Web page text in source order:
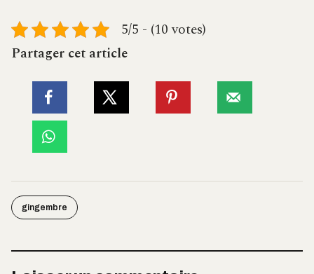
5/5 - (10 votes)
Partager cet article
gingembre